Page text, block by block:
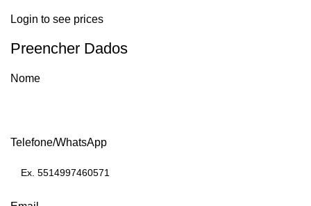
Login to see prices
Preencher Dados
Nome
Telefone/WhatsApp